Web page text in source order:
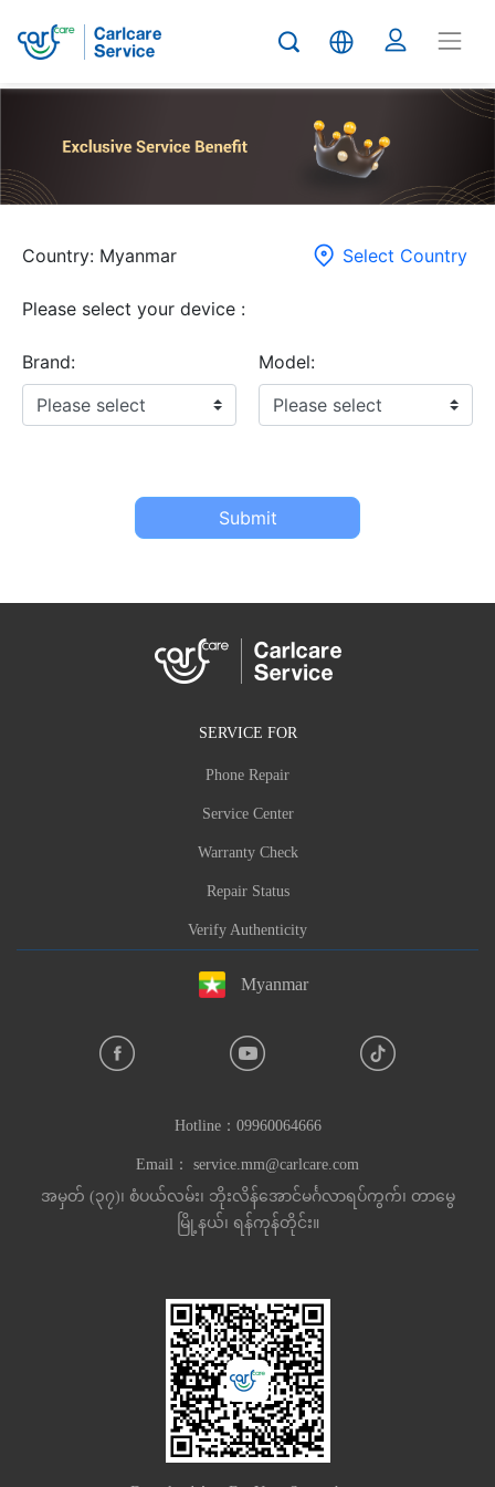
Country: Myanmar Select Country
Please select your device :
Brand: Model:
Submit
SERVICE FOR
Phone Repair
Service Center
Warranty Check
Repair Status
Verify Authenticity
Myanmar
Hotline： 09960064666
Email： service.mm@carlcare.com
အမှတ် (၃၇)၊ စံပယ်လမ်း၊ ဘိုးလိန်အောင်မင်္ဂလာရပ်ကွက်၊ တာမွေ
မြို့နယ်၊ ရန်ကုန်တိုင်း။